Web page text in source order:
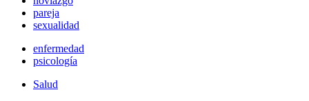
pareja
sexualidad
enfermedad
psicología
Salud